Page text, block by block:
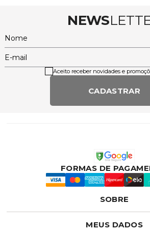
NEWS
Nome
E-mail
CADASTRAR
Aceito receber novidades e
FORMAS DE
SOBRE
MEUS DADOS